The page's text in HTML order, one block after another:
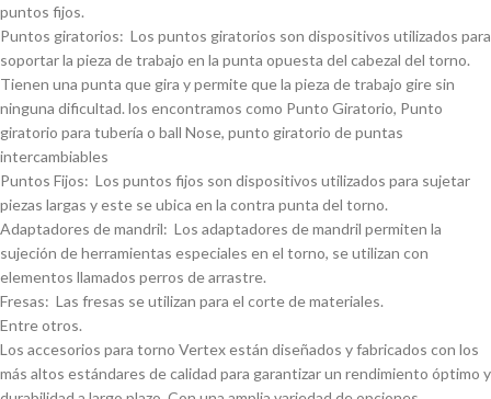
puntos fijos.
Puntos giratorios: Los puntos giratorios son dispositivos utilizados para
soportar la pieza de trabajo en la punta opuesta del cabezal del torno.
Tienen una punta que gira y permite que la pieza de trabajo gire sin
ninguna dificultad. los encontramos como Punto Giratorio, Punto
giratorio para tuberí­a o ball Nose, punto giratorio de puntas
intercambiables
Puntos Fijos: Los puntos fijos son dispositivos utilizados para sujetar
piezas largas y este se ubica en la contra punta del torno.
Adaptadores de mandril: Los adaptadores de mandril permiten la
sujeción de herramientas especiales en el torno, se utilizan con
elementos llamados perros de arrastre.
Fresas: Las fresas se utilizan para el corte de materiales.
Entre otros.
Los accesorios para torno Vertex están diseñados y fabricados con los
más altos estándares de calidad para garantizar un rendimiento óptimo y